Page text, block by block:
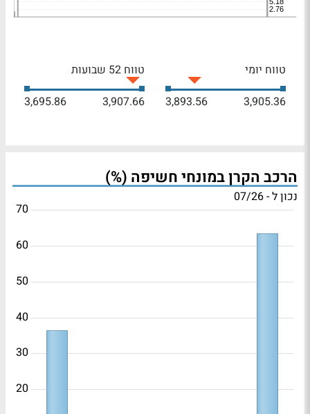
טווח יומי
3,905.36
3,893.56
טווח 52 שבועות
3,907.66
3,695.86
הרכב הקרן במונחי חשיפה (%)
נכון ל - 07/26
20
30
40
50
60
70